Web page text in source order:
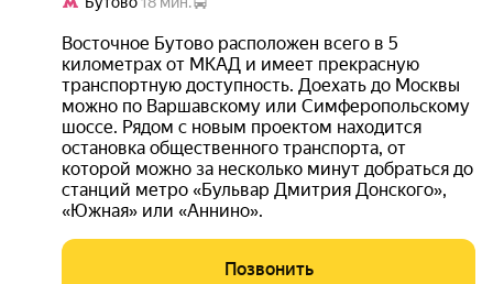
Восточное Бутово расположен всего в 5
километрах от МКАД и имеет прекрасную
транспортную доступность. Доехать до Москвы
можно по Варшавскому или Симферопольскому
шоссе. Рядом с новым проектом находится
остановка общественного транспорта, от
которой можно за несколько минут добраться до
станций метро «Бульвар Дмитрия Донского»,
«Южная» или «Аннино».
Позвонить